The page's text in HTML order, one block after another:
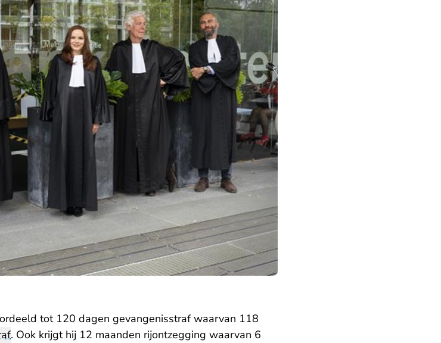
tot 120 dagen gevangenisstraf waarvan 118
. Ook krijgt hij 12 maanden rijontzegging waarvan 6